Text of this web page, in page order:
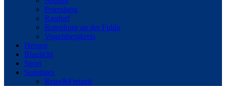
Petersberg
Rasdorf
Rotenburg an der Fulda
Vogelsbergkreis
Hessen
Blaulicht
Sport
Sonstiges
Reise&Freizeit